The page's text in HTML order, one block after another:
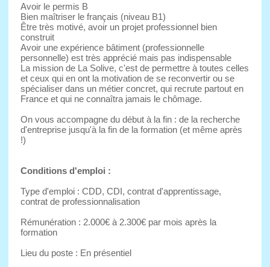
Avoir le permis B
Bien maîtriser le français (niveau B1)
Être très motivé, avoir un projet professionnel bien
construit
Avoir une expérience bâtiment (professionnelle
personnelle) est très apprécié mais pas indispensable
La mission de La Solive, c'est de permettre à toutes celles
et ceux qui en ont la motivation de se reconvertir ou se
spécialiser dans un métier concret, qui recrute partout en
France et qui ne connaîtra jamais le chômage.
On vous accompagne du début à la fin : de la recherche
d'entreprise jusqu'à la fin de la formation (et même après
!)
Conditions d'emploi :
Type d'emploi : CDD, CDI, contrat d'apprentissage,
contrat de professionnalisation
Rémunération : 2.000€ à 2.300€ par mois après la
formation
Lieu du poste : En présentiel